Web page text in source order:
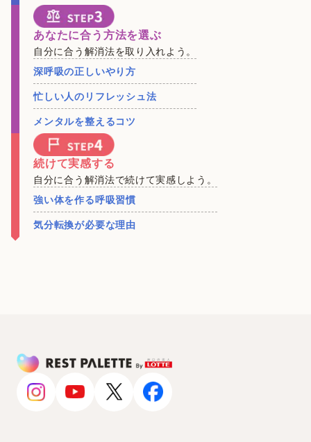
あなたに合う方法を選ぶ
自分に合う解消法を取り入れよう。
深呼吸の正しいやり方
忙しい人のリフレッシュ法
メンタルを整えるコツ
続けて実感する
自分に合う解消法で続けて実感しよう。
強い体を作る呼吸習慣
気分転換が必要な理由